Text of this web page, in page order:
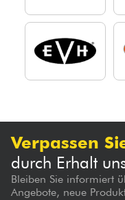
Verpassen
durch Erhalt
Bleiben Sie informiert
Angebote, neue